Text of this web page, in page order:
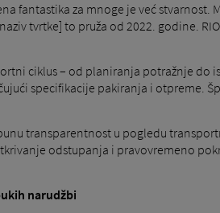
fantastika za mnoge je već
tvrtke] to pruža od 2022. godine.
ciklus – od planiranja potražnje
specifikacije pakiranja i otpreme.
transparentnost u pogledu
odstupanja i pravovremeno
narudžbi